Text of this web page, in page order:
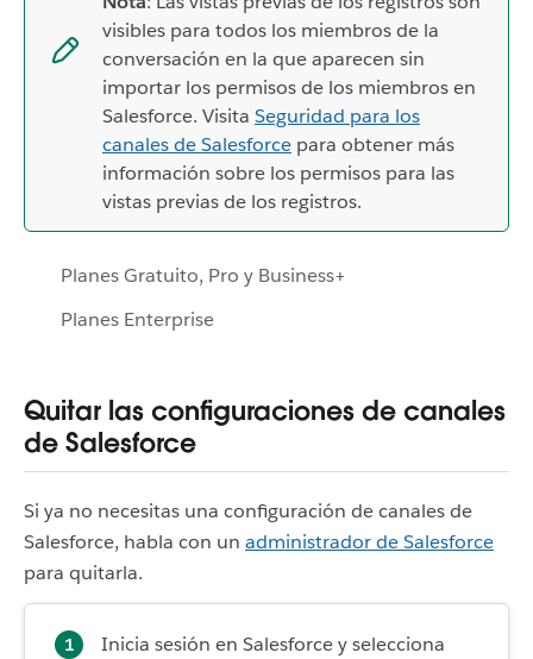
visibles para todos los miembros de la
conversación en la que aparecen sin
importar los permisos de los miembros en
Salesforce. Visita Seguridad para los
canales de Salesforce para obtener más
información sobre los permisos para las
vistas previas de los registros.
Planes Gratuito, Pro y Business+
Planes Enterprise
Quitar las configuraciones de canales
de Salesforce
Si ya no necesitas una configuración de canales de
Salesforce, habla con un administrador de Salesforce
para quitarla.
Inicia sesión en Salesforce y selecciona